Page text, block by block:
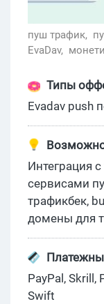
пуш трафик,
EvaDav,
Типы
Evadav push
Интеграция
сервисами
трафикбек,
домены для
PayPal, Skrill,
Swift